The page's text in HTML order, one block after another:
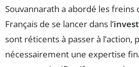
Souvannarath a abordé les freins
Français de se lancer dans l’
sont réticents à passer à l’action,
nécessairement une expertise